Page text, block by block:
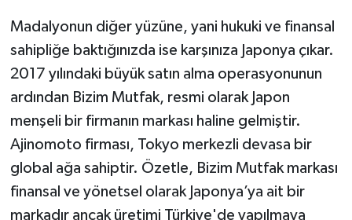
Madalyonun diğer yüzüne, yani hukuki ve finansal
sahipliğe baktığınızda ise karşınıza Japonya çıkar.
2017 yılındaki büyük satın alma operasyonunun
ardından Bizim Mutfak, resmi olarak Japon
menşeli bir firmanın markası haline gelmiştir.
Ajinomoto firması, Tokyo merkezli devasa bir
global ağa sahiptir. Özetle, Bizim Mutfak markası
finansal ve yönetsel olarak Japonya’ya ait bir
markadır ancak üretimi Türkiye'de yapılmaya